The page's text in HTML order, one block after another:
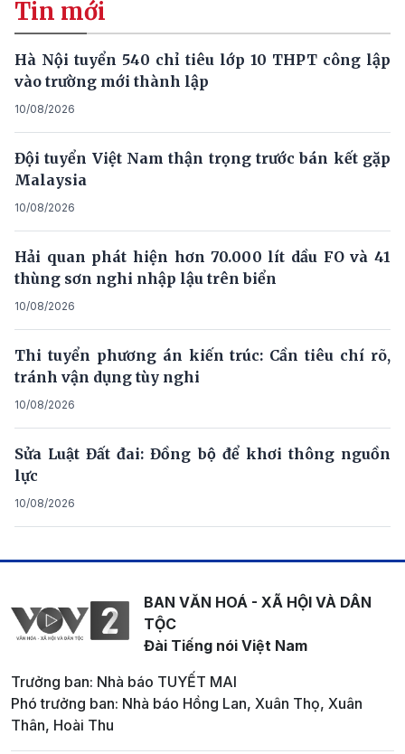
Tin mới
Hà Nội tuyển 540 chỉ tiêu lớp 10 THPT công lập
vào trường mới thành lập
10/08/2026
Đội tuyển Việt Nam thận trọng trước bán kết gặp
Malaysia
10/08/2026
Hải quan phát hiện hơn 70.000 lít dầu FO và 41
thùng sơn nghi nhập lậu trên biển
10/08/2026
Thi tuyển phương án kiến trúc: Cần tiêu chí rõ,
tránh vận dụng tùy nghi
10/08/2026
Sửa Luật Đất đai: Đồng bộ để khơi thông nguồn
lực
10/08/2026
BAN VĂN HOÁ - XÃ HỘI VÀ DÂN
TỘC
Đài Tiếng nói Việt Nam
Trưởng ban: Nhà báo TUYẾT MAI
Phó trưởng ban: Nhà báo Hồng Lan, Xuân Thọ, Xuân
Thân, Hoài Thu